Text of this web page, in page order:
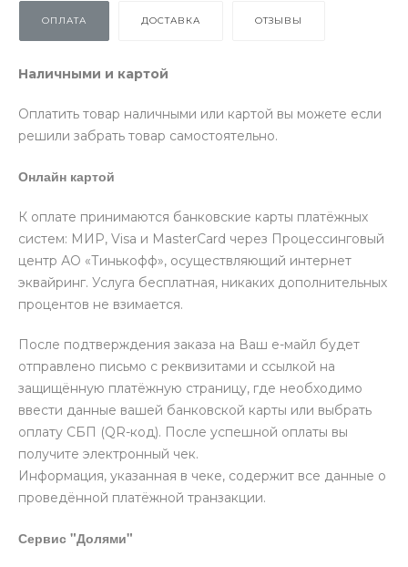
ОПЛАТА ДОСТАВКА ОТЗЫВЫ
Наличными и картой
Оплатить товар наличными или картой вы можете если
решили забрать товар самостоятельно.
Онлайн картой
К оплате принимаются банковские карты платёжных
систем: МИР, Visa и MasterCard через Процессинговый
центр АО «Тинькофф», осуществляющий интернет
эквайринг. Услуга бесплатная, никаких дополнительных
процентов не взимается.
После подтверждения заказа на Ваш е-майл будет
отправлено письмо с реквизитами и ссылкой на
защищённую платёжную страницу, где необходимо
ввести данные вашей банковской карты или выбрать
оплату СБП (QR-код). После успешной оплаты вы
получите электронный чек.
Информация, указанная в чеке, содержит все данные о
проведённой платёжной транзакции.
Сервис "Долями"